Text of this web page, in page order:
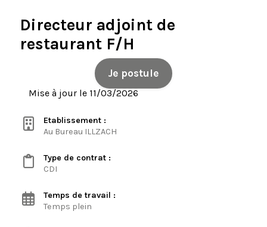
Directeur adjoint de
restaurant F/H
Je postule
Mise à jour le 11/03/2026
Etablissement :
Au Bureau ILLZACH
Type de contrat :
CDI
Temps de travail :
Temps plein